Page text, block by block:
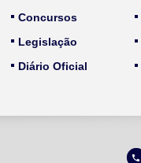
Concursos
Legislação
Diário Oficial